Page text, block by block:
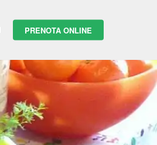
PRENOTA ONLINE